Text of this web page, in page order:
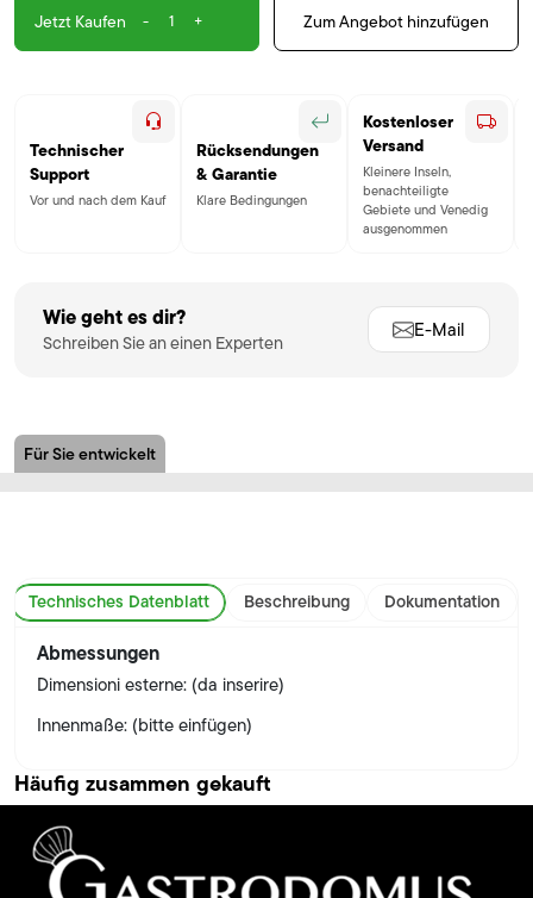
Jetzt Kaufen - + Zum Angebot hinzufügen
Technischer
Support
Vor und nach dem Kauf
Rücksendungen
& Garantie
Klare Bedingungen
Kostenloser
Versand
Kleinere Inseln,
benachteiligte
Gebiete und Venedig
ausgenommen
Wie geht es dir?
Schreiben Sie an einen Experten
E-Mail
Für Sie entwickelt
Technisches Datenblatt Beschreibung Dokumentation
Abmessungen
Dimensioni esterne: (da inserire)
Innenmaße: (bitte einfügen)
Häufig zusammen gekauft